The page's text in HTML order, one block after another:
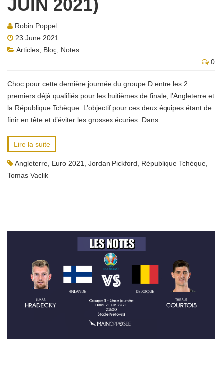
JUIN 2021)
Robin Poppel
23 June 2021
Articles Blog
Notes
0
Choc pour cette dernière journée du groupe D entre les 2
premiers déjà qualifiés pour les huitièmes de finale, l’Angleterre et
la République Tchèque. L’objectif pour ces deux équipes étant de
finir en tête et d’éviter les grosses écuries. Dans
Lire la suite
Angleterre Euro 2021 Jordan Pickford République Tchèque
Tomas Vaclik